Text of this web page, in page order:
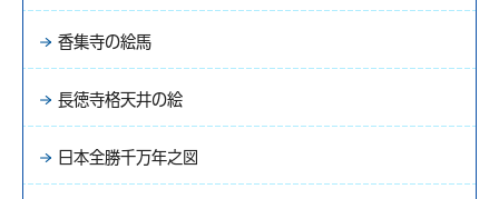
香集寺の絵馬
長徳寺格天井の絵
日本全勝千万年之図